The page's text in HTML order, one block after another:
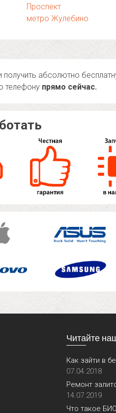
Проспект
метро Жулебино
получить абсолютно
телефону прямо сейчас.
Читайте
Как зайти в
07.04.2018
Ремонт
14.07.2019
Что такое